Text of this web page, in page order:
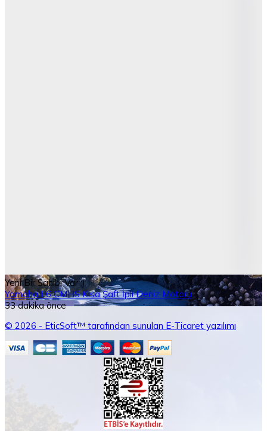
Yeni Bir Sahibi Var :)
Yamaha F6 CMHS Kısa Şaft İpli Deniz Motoru
33 dakika önce
© 2026 - EticSoft™ tarafından sunulan E-Ticaret yazılımı